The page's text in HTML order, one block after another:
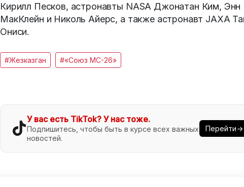
Кирилл Песков, астронавты NASA Джонатан Ким, Энн
МакКлейн и Николь Айерс, а также астронавт JAXA
Ониси.
#Жезказган #«Союз МС-26»
У вас есть TikTok? У нас тоже.
Подпишитесь, чтобы быть в курсе всех важных
новостей.
Перейти→